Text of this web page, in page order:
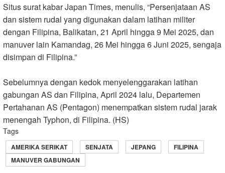
Situs surat kabar Japan Times, menulis, “Persenjataan AS
dan sistem rudal yang digunakan dalam latihan militer
dengan Filipina, Balikatan, 21 April hingga 9 Mei 2025, dan
manuver lain Kamandag, 26 Mei hingga 6 Juni 2025, sengaja
disimpan di Filipina.”
Sebelumnya dengan kedok menyelenggarakan latihan
gabungan AS dan Filipina, April 2024 lalu, Departemen
Pertahanan AS (Pentagon) menempatkan sistem rudal jarak
menengah Typhon, di Filipina. (HS)
Tags
AMERIKA SERIKAT SENJATA JEPANG
FILIPINA
MANUVER GABUNGAN